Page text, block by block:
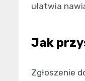
ułatwia
Jak
Zgłoszenie